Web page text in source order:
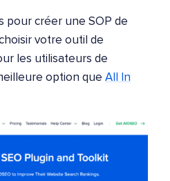
pour créer une SOP de
votre outil de
les utilisateurs de
option que All In